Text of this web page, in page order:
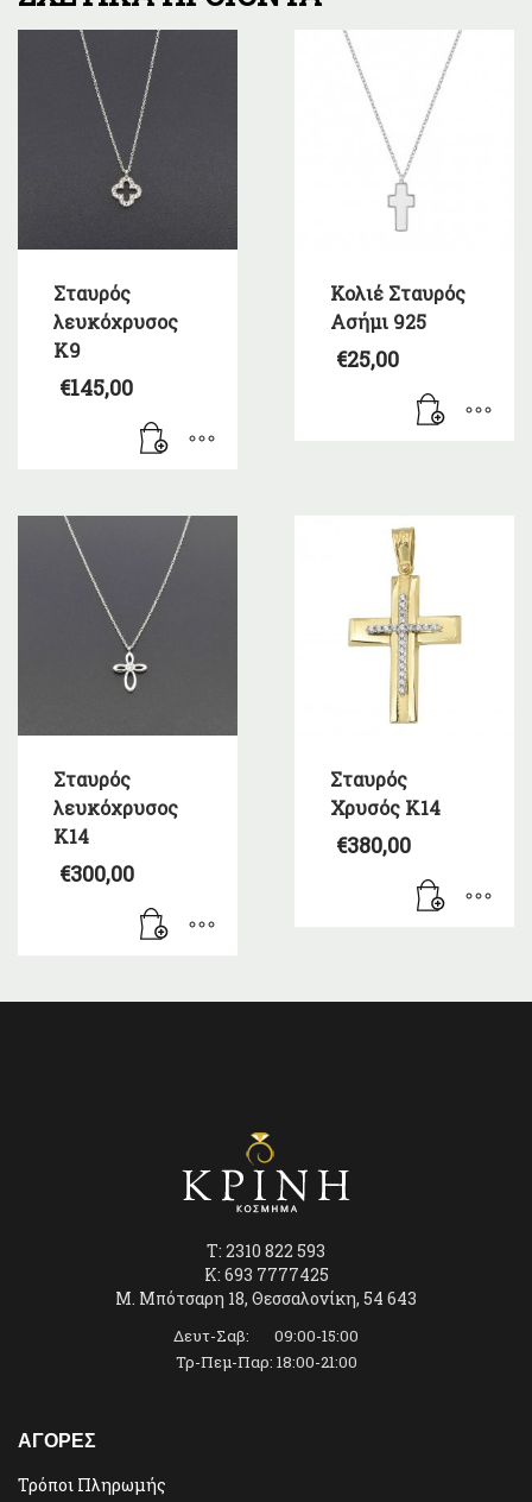
Σταυρός
λευκόχρυσος
Κ9
€145,00
Κολιέ Σταυρός
Ασήμι 925
€25,00
Σταυρός
λευκόχρυσος
Κ14
€300,00
Σταυρός
Χρυσός Κ14
€380,00
T: 2310 822 593
K: 693 7777425
Μ. Μπότσαρη 18, Θεσσαλονίκη, 54 643
Δευτ-Σαβ: 09:00-15:00
Τρ-Πεμ-Παρ: 18:00-21:00
ΑΓΟΡΕΣ
Τρόποι Πληρωμής